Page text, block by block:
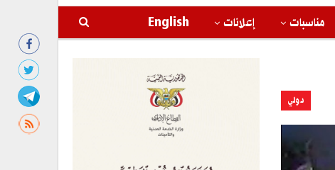
مناسبات إعلانات English
دولي